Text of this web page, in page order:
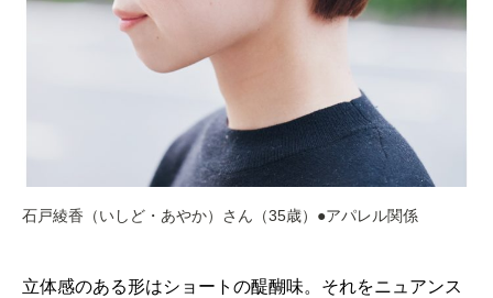
石戸綾香（いしど・あやか）さん（35歳）●アパレル関係
立体感のある形はショートの醍醐味。それをニュアンス